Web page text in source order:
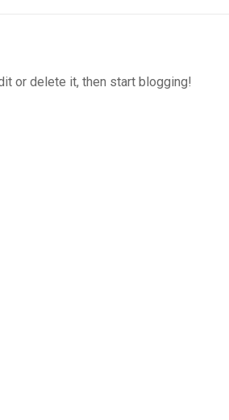
or delete it, then start blogging!